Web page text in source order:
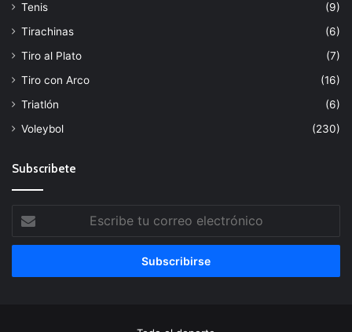
Tenis
(9)
Tirachinas
(6)
Tiro al Plato
(7)
Tiro con Arco
(16)
Triatlón
(6)
Voleybol
(230)
Subscribete
tu
correo